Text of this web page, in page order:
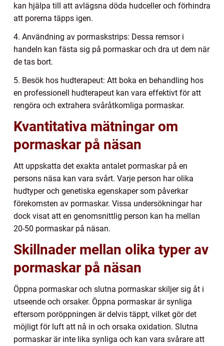
kan hjälpa till att avlägsna döda hudceller och förhindra
att porerna täpps igen.
4. Användning av pormaskstrips: Dessa remsor i
handeln kan fästa sig på pormaskar och dra ut dem när
de tas bort.
5. Besök hos hudterapeut: Att boka en behandling hos
en professionell hudterapeut kan vara effektivt för att
rengöra och extrahera svåråtkomliga pormaskar.
Kvantitativa mätningar om
pormaskar på näsan
Att uppskatta det exakta antalet pormaskar på en
persons näsa kan vara svårt. Varje person har olika
hudtyper och genetiska egenskaper som påverkar
förekomsten av pormaskar. Vissa undersökningar har
dock visat att en genomsnittlig person kan ha mellan
20-50 pormaskar på näsan.
Skillnader mellan olika typer av
pormaskar på näsan
Öppna pormaskar och slutna pormaskar skiljer sig åt i
utseende och orsaker. Öppna pormaskar är synliga
eftersom poröppningen är delvis täppt, vilket gör det
möjligt för luft att nå in och orsaka oxidation. Slutna
pormaskar är inte lika synliga och kan vara svårare att